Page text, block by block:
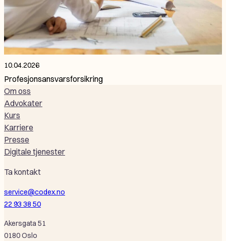
10.04.2026
Profesjonsansvarsforsikring
Ta kontakt
service@codex.no
22 93 38 50
Akersgata 51
0180 Oslo
Om oss
Advokater
Kurs
Karriere
Presse
Digitale tjenester